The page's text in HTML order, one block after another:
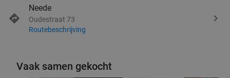
Neede
Oudestraat 73
Routebeschrijving
Vaak samen gekocht